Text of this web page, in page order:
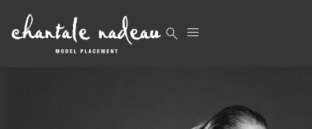
 